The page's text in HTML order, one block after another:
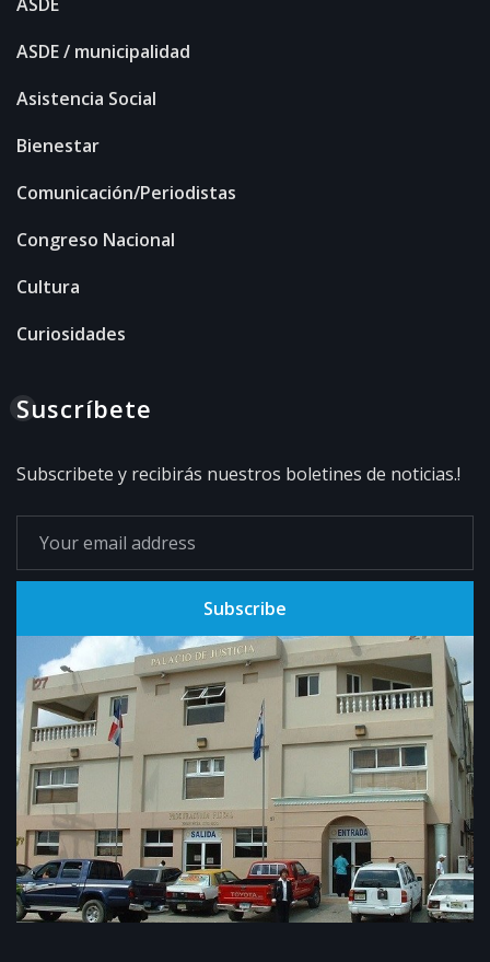
ASDE / municipalidad
Asistencia Social
Bienestar
Comunicación/Periodistas
Congreso Nacional
Cultura
Curiosidades
Suscríbete
Subscribete y recibirás nuestros boletines de noticias.!
Subscribe